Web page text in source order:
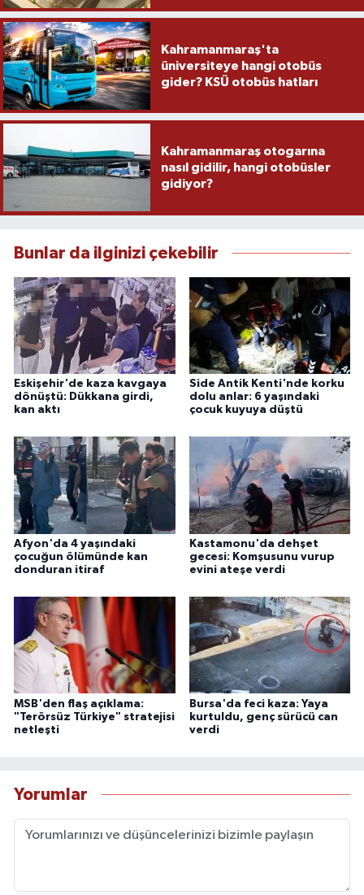
Kahramanmaraş'ta
üniversiteye hangi otobüs
gider? KSÜ otobüs hatları
Kahramanmaraş otogarına
nasıl gidilir, hangi otobüsler
gidiyor?
Bunlar da ilginizi çekebilir
Eskişehir'de kaza kavgaya
dönüştü: Dükkana girdi,
kan aktı
Side Antik Kenti'nde korku
dolu anlar: 6 yaşındaki
çocuk kuyuya düştü
Afyon'da 4 yaşındaki
çocuğun ölümünde kan
donduran itiraf
Kastamonu'da dehşet
gecesi: Komşusunu vurup
evini ateşe verdi
MSB'den flaş açıklama:
"Terörsüz Türkiye" stratejisi
netleşti
Bursa'da feci kaza: Yaya
kurtuldu, genç sürücü can
verdi
Yorumlar